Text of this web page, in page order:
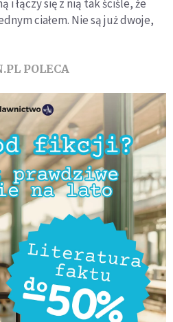
i łączy się z nią tak ściśle, że
ciałem. Nie są już dwoje,
POLECA